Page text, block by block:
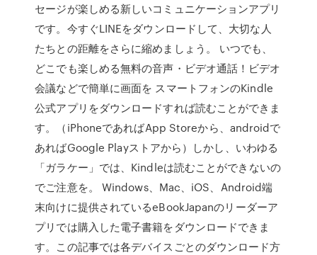
セージが楽しめる新しいコミュニケーションアプリ
です。今すぐLINEをダウンロードして、大切な人
たちとの距離をさらに縮めましょう。 いつでも、
どこでも楽しめる無料の音声・ビデオ通話！ビデオ
会議などで簡単に画面を スマートフォンのKindle
公式アプリをダウンロードすれば読むことができま
す。（iPhoneであればApp Storeから、androidで
あればGoogle Playストアから）しかし、いわゆる
「ガラケー」では、Kindleは読むことができないの
でご注意を。 Windows、Mac、iOS、Android端
末向けに提供されているeBookJapanのリーダーア
プリでは購入した電子書籍をダウンロードできま
す。この記事では各デバイスごとのダウンロード方